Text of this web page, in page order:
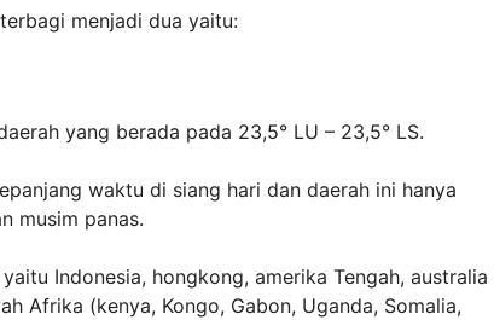
menjadi dua yaitu:
yang berada pada 23,5° LU – 23,5° LS.
waktu di siang hari dan daerah ini hanya
musim panas.
Indonesia, hongkong, amerika Tengah, australia
Afrika (kenya, Kongo, Gabon, Uganda, Somalia,